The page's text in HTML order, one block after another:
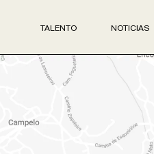
TALENTO NOTICIAS